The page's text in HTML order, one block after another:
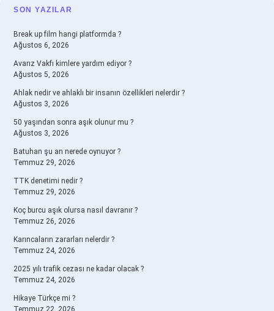
SIDEBAR
SON YAZILAR
Break up film hangi platformda ?
Ağustos 6, 2026
Avarız Vakfı kimlere yardım ediyor ?
Ağustos 5, 2026
Ahlak nedir ve ahlaklı bir insanın özellikleri nelerdir ?
Ağustos 3, 2026
50 yaşından sonra aşık olunur mu ?
Ağustos 3, 2026
Batuhan şu an nerede oynuyor ?
Temmuz 29, 2026
TTK denetimi nedir ?
Temmuz 29, 2026
Koç burcu aşık olursa nasıl davranır ?
Temmuz 26, 2026
Karıncaların zararları nelerdir ?
Temmuz 24, 2026
2025 yılı trafik cezası ne kadar olacak ?
Temmuz 24, 2026
Hikaye Türkçe mi ?
Temmuz 22, 2026